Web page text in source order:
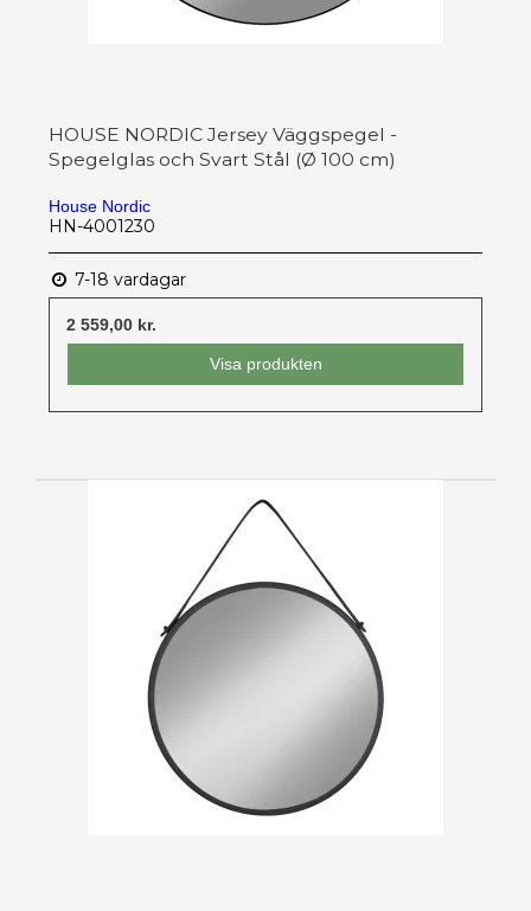
HOUSE NORDIC Jersey Väggspegel -
Spegelglas och Svart Stål (Ø 100 cm)
House Nordic
HN-4001230
7-18 vardagar
2 559,00 kr.
Visa produkten